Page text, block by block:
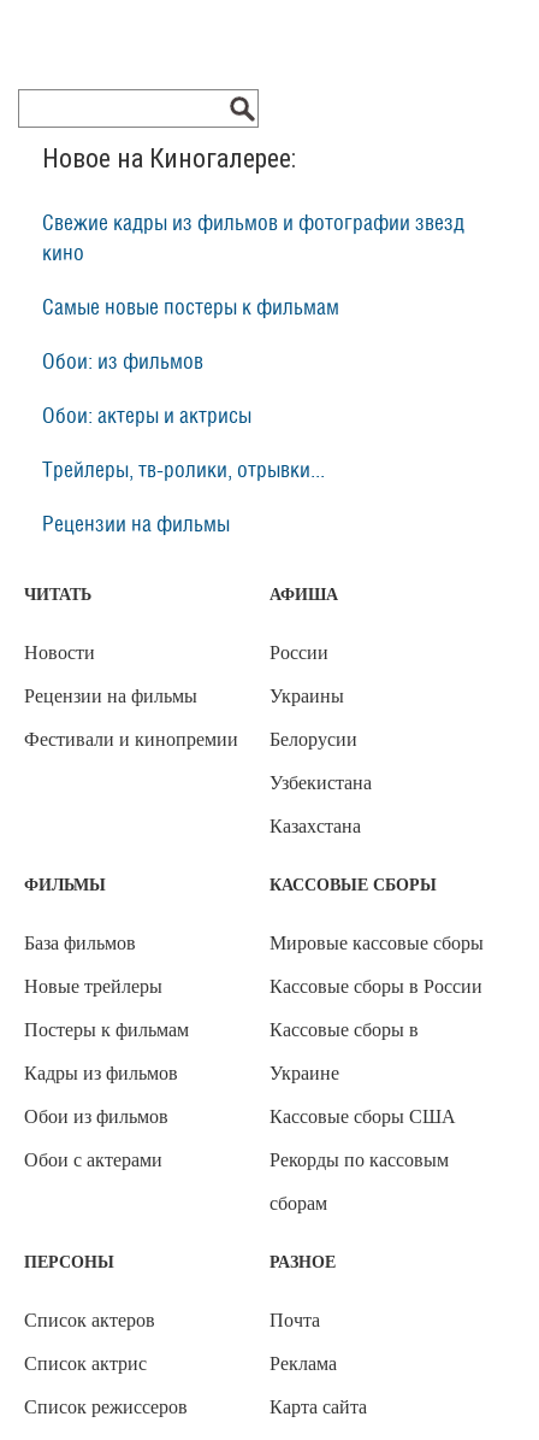
Новое на Киногалерее:
Свежие кадры из фильмов и фотографии звезд
кино
Самые новые постеры к фильмам
Обои: из фильмов
Обои: актеры и актрисы
Трейлеры, тв-ролики, отрывки...
Рецензии на фильмы
ЧИТАТЬ
Новости
Рецензии на фильмы
Фестивали и кинопремии
АФИША
России
Украины
Белорусии
Узбекистана
Казахстана
ФИЛЬМЫ
База фильмов
Новые трейлеры
Постеры к фильмам
Кадры из фильмов
Обои из фильмов
Обои с актерами
КАССОВЫЕ СБОРЫ
Мировые кассовые сборы
Кассовые сборы в России
Кассовые сборы в
Украине
Кассовые сборы США
Рекорды по кассовым
сборам
ПЕРСОНЫ
Список актеров
Список актрис
Список режиссеров
РАЗНОЕ
Почта
Реклама
Карта сайта